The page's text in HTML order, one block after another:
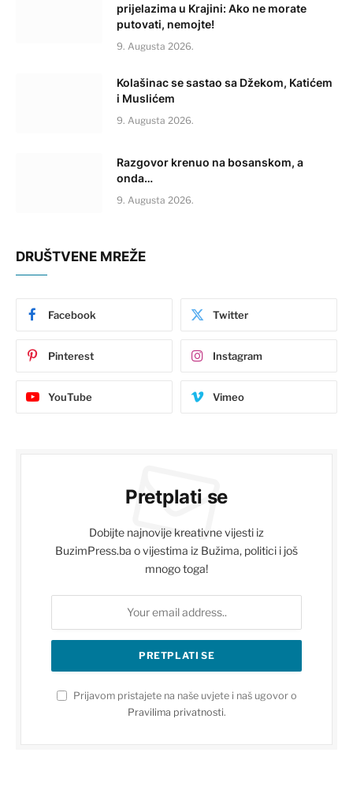
prijelazima u Krajini: Ako ne morate
putovati, nemojte!
9. Augusta 2026.
Kolašinac se sastao sa Džekom, Katićem
i Muslićem
9. Augusta 2026.
Razgovor krenuo na bosanskom, a
onda…
9. Augusta 2026.
DRUŠTVENE MREŽE
Facebook Twitter
Pinterest Instagram
YouTube Vimeo
Pretplati se
Dobijte najnovije kreativne vijesti iz
BuzimPress.ba o vijestima iz Bužima, politici i još
mnogo toga!
Prijavom pristajete na naše uvjete i naš ugovor o
Pravilima privatnosti.